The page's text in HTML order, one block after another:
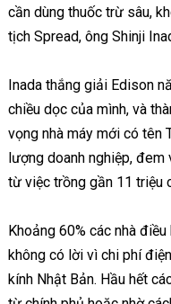
cần dùng thuốc trừ sâu,
tịch Spread, ông Shinji
Inada thắng giải Edison
chiều dọc của mình, và
vọng nhà máy mới có tên
lượng doanh nghiệp, đem
từ việc trồng gần 11 triệu
Khoảng 60% các nhà
không có lời vì chi phí
kính Nhật Bản. Hầu hết